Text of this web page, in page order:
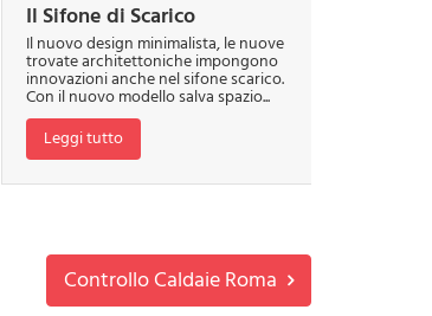
Il Sifone di Scarico
Il nuovo design minimalista, le nuove
trovate architettoniche impongono
innovazioni anche nel sifone scarico.
Con il nuovo modello salva spazio...
Leggi tutto
Controllo Caldaie Roma